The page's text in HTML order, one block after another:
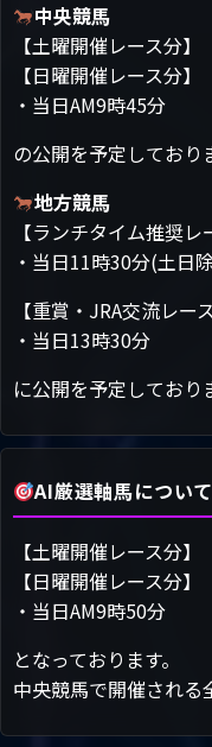
中央競馬
【土曜開催レース分】
【日曜開催レース分】
・当日AM9時45分
の公開を予定しており
地方競馬
【ランチタイム推奨レ
・当日11時30分(土日
【重賞・JRA交流レース
・当日13時30分
に公開を予定しており
AI厳選軸馬について
【土曜開催レース分】
【日曜開催レース分】
・当日AM9時50分
となっております。
中央競馬で開催される